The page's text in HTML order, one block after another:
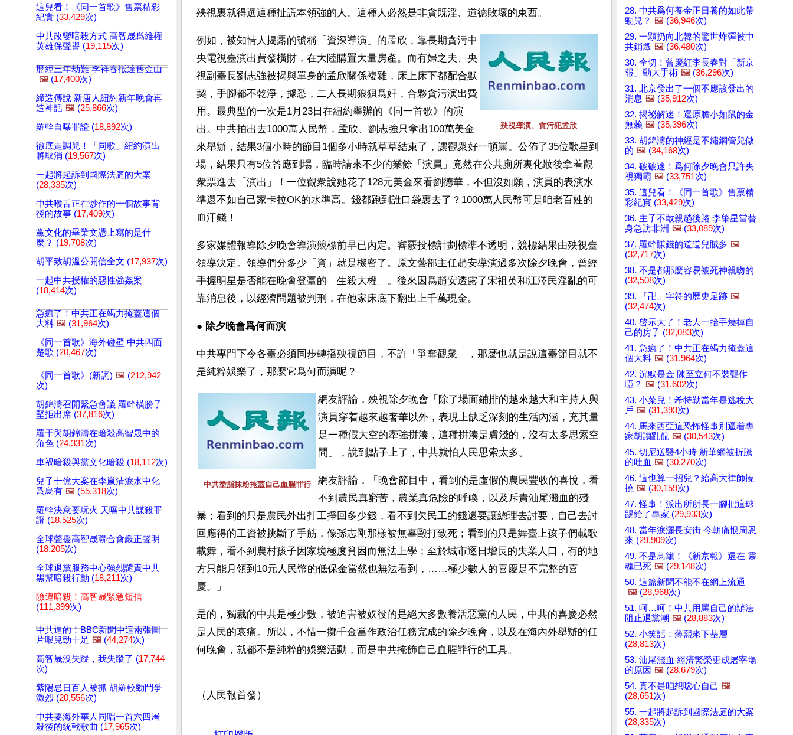
這兒看！《同一首歌》售票精彩
紀實 (33,429次)
中共改變暗殺方式 高智晟爲維權
英雄保聲譽 (19,115次)
歷經三年劫難 李祥春抵達舊金山
🖼️ (17,400次)
締造傳說 新唐人紐約新年晚會再
造神話 🖼️ (25,866次)
羅幹自曝罪證 (18,892次)
徹底走調兒！「同歌」紐約演出
將取消 (19,567次)
一起將起訴到國際法庭的大案
(28,335次)
中共喉舌正在炒作的一個故事背
後的故事 (17,409次)
黨文化的畢業文憑上寫的是什
麼？ (19,708次)
胡平致胡溫公開信全文 (17,937次)
一起中共授權的惡性強姦案
(18,414次)
急瘋了！中共正在竭力掩蓋這個
大料 🖼️ (31,964次)
《同一首歌》海外碰壁 中共四面
楚歌 (20,467次)
《同一首歌》(新詞) 🖼️ (212,942
次)
胡錦濤召開緊急會議 羅幹橫膀子
堅拒出席 (37,816次)
羅干與胡錦濤在暗殺高智晟中的
角色 (24,331次)
車禍暗殺與黨文化暗殺 (18,112次)
兒子十億大案在李嵐清淚水中化
爲烏有 🖼️ (55,318次)
羅幹決意要玩火 天曝中共謀殺罪
證 (18,525次)
全球聲援高智晟聯合會嚴正聲明
(18,205次)
全球退黨服務中心強烈譴責中共
黑幫暗殺行動 (18,211次)
險遭暗殺！高智晟緊急短信
(111,399次)
中共逼的！BBC新聞中這兩張圖
片哏兒勁十足 🖼️ (44,274次)
高智晟沒失蹤，我失蹤了 (17,744
次)
紫陽忌日百人被抓 胡羅較勁鬥爭
激烈 (20,556次)
中共要海外華人同唱一首六四屠
殺後的統戰歌曲 (17,965次)
殃視裏就得選這種扯謊本領強的人。這種人必然是非貪既淫、道德敗壞的東西。
殃視導演、貪污犯孟欣
例如，被知情人揭露的號稱「資深導演」的孟欣，靠長期貪污中
央電視臺演出費發橫財，在大陸購置大量房產。而有婦之夫、央
視副臺長劉志強被揭與單身的孟欣關係複雜，床上床下都配合默
契，手腳都不乾淨，據悉，二人長期狼狽爲奸，合夥貪污演出費
用。最典型的一次是1月23日在紐約舉辦的《同一首歌》的演
出。中共拍出去1000萬人民幣，孟欣、劉志強只拿出100萬美金
來舉辦，結果3個小時的節目1個多小時就草草結束了，讓觀衆好一頓罵。公佈了35位歌星到
場，結果只有5位答應到場，臨時請來不少的業餘「演員」竟然在公共廁所裏化妝後拿着觀
衆票進去「演出」！一位觀衆說她花了128元美金來看劉德華，不但沒如願，演員的表演水
準還不如自己家卡拉OK的水準高。錢都跑到誰口袋裏去了？1000萬人民幣可是咱老百姓的
血汗錢！
多家媒體報導除夕晚會導演競標前早已內定。審覈投標計劃標準不透明，競標結果由殃視臺
領導決定。領導們分多少「資」就是機密了。原文藝部主任趙安導演過多次除夕晚會，曾經
手握明星是否能在晚會登臺的「生殺大權」。後來因爲趙安透露了宋祖英和江澤民淫亂的可
靠消息後，以經濟問題被判刑，在他家床底下翻出上千萬現金。
● 除夕晚會爲何而演
中共專門下令各臺必須同步轉播殃視節目，不許「爭奪觀衆」，那麼也就是說這臺節目就不
是純粹娛樂了，那麼它爲何而演呢？
中共塗脂抹粉掩蓋自己血腥罪行
網友評論，殃視除夕晚會「除了場面鋪排的越來越大和主持人與
演員穿着越來越奢華以外，表現上缺乏深刻的生活內涵，充其量
是一種假大空的牽強拼湊，這種拼湊是膚淺的，沒有太多思索空
間」，說到點子上了，中共就怕人民思索太多。
網友評論，「晚會節目中，看到的是虛假的農民豐收的喜悅，看
不到農民真窮苦，農業真危險的呼喚，以及斥責汕尾濺血的殘
暴；看到的只是農民外出打工掙回多少錢，看不到欠民工的錢還要讓總理去討要，自己去討
回應得的工資被挑斷了手筋，像孫志剛那樣被無辜毆打致死；看到的只是舞臺上孩子們載歌
載舞，看不到農村孩子因家境極度貧困而無法上學；至於城市逐日增長的失業人口，有的地
方只能月領到10元人民幣的低保金當然也無法看到，……極少數人的喜慶是不完整的喜
慶。」
是的，獨裁的中共是極少數，被迫害被奴役的是絕大多數養活惡黨的人民，中共的喜慶必然
是人民的哀痛。所以，不惜一擲千金當作政治任務完成的除夕晚會，以及在海內外舉辦的任
何晚會，就都不是純粹的娛樂活動，而是中共掩飾自己血腥罪行的工具。
（人民報首發）
28. 中共爲何養金正日養的如此帶
勁兒？ 🖼️ (36,946次)
29. 一顆扔向北韓的驚世炸彈被中
共銷燬 🖼️ (36,480次)
30. 全切！曾慶紅李長春對「新京
報」動大手術 🖼️ (36,296次)
31. 北京發出了一個不應該發出的
消息 🖼️ (35,912次)
32. 揭祕解迷！還原膽小如鼠的金
無賴 🖼️ (35,396次)
33. 胡錦濤的神經是不鏽鋼管兒做
的 🖼️ (34,168次)
34. 破破迷！爲何除夕晚會只許央
視獨霸 🖼️ (33,751次)
35. 這兒看！《同一首歌》售票精
彩紀實 (33,429次)
36. 主子不敢親趟後路 李肇星當替
身急訪非洲 🖼️ (33,089次)
37. 羅幹賺錢的道道兒賊多 🖼️
(32,717次)
38. 不是都那麼容易被死神親吻的
(32,508次)
39. 「卍」字符的歷史足跡 🖼️
(32,474次)
40. 啓示大了！老人一抬手燒掉自
己的房子 (32,083次)
41. 急瘋了！中共正在竭力掩蓋這
個大料 🖼️ (31,964次)
42. 沉默是金 陳至立何不裝聾作
啞？ 🖼️ (31,602次)
43. 小菜兒！希特勒當年是逃稅大
戶 🖼️ (31,393次)
44. 馬來西亞這恐怖怪事別逼着專
家胡謅亂侃 🖼️ (30,543次)
45. 切尼送醫4小時 新華網被折騰
的吐血 🖼️ (30,270次)
46. 這也算一招兒？給高大律師撓
撓 🖼️ (30,159次)
47. 怪事！派出所所長一腳把這球
踢給了專家 (29,933次)
48. 當年淚灑長安街 今朝痛恨周恩
來 (29,909次)
49. 不是鳥籠！《新京報》還在 靈
魂已死 🖼️ (29,148次)
50. 這篇新聞不能不在網上流通
🖼️ (28,968次)
51. 呵…呵！中共用罵自己的辦法
阻止退黨潮 🖼️ (28,883次)
52. 小笑話：薄熙來下基層
(28,813次)
53. 汕尾濺血 經濟繁榮更成屠宰場
的原因 🖼️ (28,679次)
54. 真不是咱想噁心自己 🖼️
(28,651次)
55. 一起將起訴到國際法庭的大案
(28,335次)